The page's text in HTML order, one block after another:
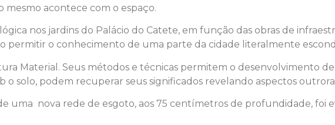
acontece com o espaço.
nos jardins do Palácio do Catete, em função das obras de
permitir o conhecimento de uma parte da cidade literalmente
Material. Seus métodos e técnicas permitem o desenvolvimento
o solo, podem recuperar seus significados revelando aspectos
uma nova rede de esgoto, aos 75 centímetros de profundidade, foi